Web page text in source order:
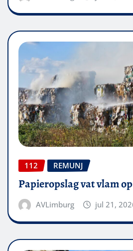
112 REMUNJ
Papieropslag vat vlam
AVLimburg jul 21,